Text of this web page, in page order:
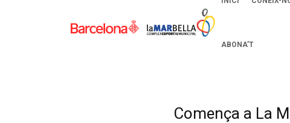
ABONA’T
Comença a La